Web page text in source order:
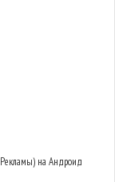
Рекламы) на Андроид